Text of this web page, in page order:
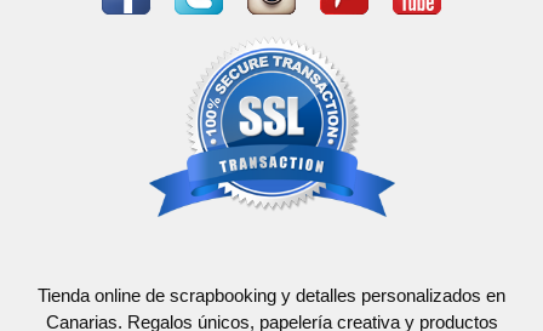
Tienda online de scrapbooking y detalles personalizados en
Canarias. Regalos únicos, papelería creativa y productos